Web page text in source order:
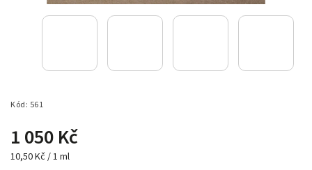
Kód: 561
1 050 Kč
10,50 Kč / 1 ml